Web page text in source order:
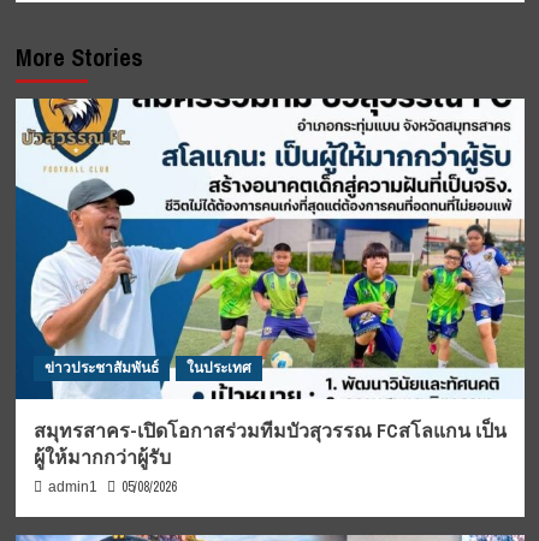
More Stories
ข่าวประชาสัมพันธ์ ในประเทศ
สมุทรสาคร-เปิดโอกาสร่วมทีมบัวสุวรรณ FCสโลแกน เป็น
ผู้ให้มากกว่าผู้รับ
admin1 05/08/2026